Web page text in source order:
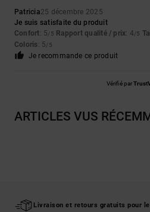
Patricia25 décembre 2025
Je suis satisfaite du produit
Confort: 5/5 Rapport qualité / prix: 4/5
Coloris: 5/5
Je recommande ce produit
Vérifié par
ARTICLES VUS
Livraison et retours gratuits pour